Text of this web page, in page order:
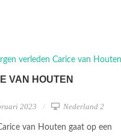
VAN HOUTEN
2023 Nederland 2
van Houten gaat op een